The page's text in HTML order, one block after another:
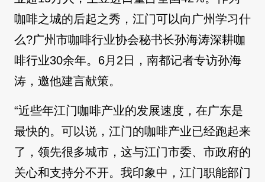
咖啡之城的后起之秀，江门可以向广州学习什
么?广州市咖啡行业协会秘书长孙海涛深耕咖
啡行业30余年。6月2日，南都记者专访孙海
涛，邀他建言献策。
“近些年江门咖啡产业的发展速度，在广东是
最快的。可以说，江门的咖啡产业已经跑起来
了，领先很多城市，这与江门市委、市政府的
关心和支持分不开。我印象中，江门职能部门